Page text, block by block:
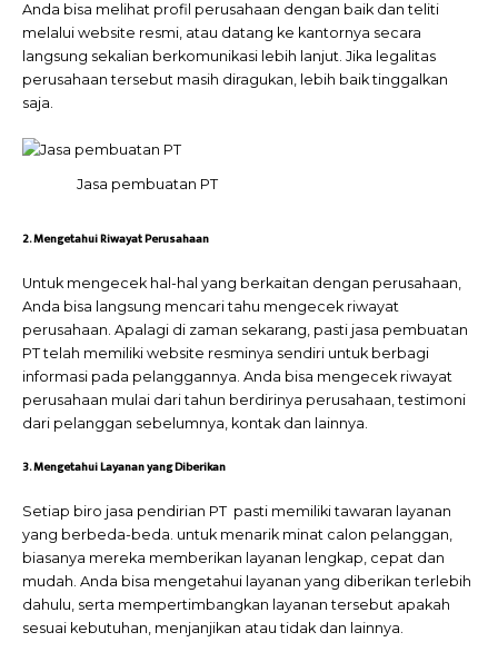
Anda bisa melihat profil perusahaan dengan baik dan teliti
melalui website resmi, atau datang ke kantornya secara
langsung sekalian berkomunikasi lebih lanjut. Jika legalitas
perusahaan tersebut masih diragukan, lebih baik tinggalkan
saja.
Jasa pembuatan PT
2. Mengetahui Riwayat Perusahaan
Untuk mengecek hal-hal yang berkaitan dengan perusahaan,
Anda bisa langsung mencari tahu mengecek riwayat
perusahaan. Apalagi di zaman sekarang, pasti jasa pembuatan
PT telah memiliki website resminya sendiri untuk berbagi
informasi pada pelanggannya. Anda bisa mengecek riwayat
perusahaan mulai dari tahun berdirinya perusahaan, testimoni
dari pelanggan sebelumnya, kontak dan lainnya.
3. Mengetahui Layanan yang Diberikan
Setiap biro jasa pendirian PT pasti memiliki tawaran layanan
yang berbeda-beda. untuk menarik minat calon pelanggan,
biasanya mereka memberikan layanan lengkap, cepat dan
mudah. Anda bisa mengetahui layanan yang diberikan terlebih
dahulu, serta mempertimbangkan layanan tersebut apakah
sesuai kebutuhan, menjanjikan atau tidak dan lainnya.